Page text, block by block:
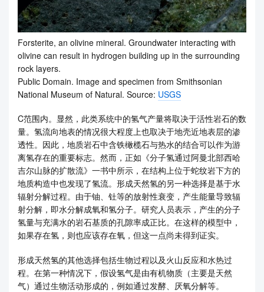
Forsterite, an olivine mineral. Groundwater interacting with
olivine can result in hydrogen building up in the surrounding
rock layers.
Public Domain. Image and specimen from Smithsonian
National Museum of Natural. Source: USGS
C范围内。显然，此类系统中的氢气产量将取决于活性岩石的数
量。氢流向地表的情况很大程度上也取决于地壳近地表层的渗
透性。因此，地质岩石中含铁橄榄石与热水的结合可以作为游
离氢存在的重要标志。然而，正如《分子氢通过阿曼北部西哈
吉尔山脉的扩散流》一书中所示，在结构上位于蛇纹岩下方的
地质构造中也发现了氢流。形成天然氢的另一种选择是基于水
辐射分解过程。由于铀、钍等的放射性衰变，产生能量导致辐
射分解，即水分解成氧和氢分子。研究人员表示，产生的分子
氢量与充满水的岩石基质的孔隙率成正比。在这样的模型中，
如果存在氢，则也应该存在氧，但这一点尚未得到证实。
形成天然氢的其他选择包括生物过程以及火山反应和水热过
程。在第一种情况下，假设氢气是由有机物质（主要是天然
气）通过生物活动形成的，例如通过发酵、厌氧分解等。